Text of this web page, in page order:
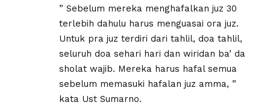
” Sebelum mereka menghafalkan juz 30
terlebih dahulu harus menguasai ora juz.
Untuk pra juz terdiri dari tahlil, doa tahlil,
seluruh doa sehari hari dan wiridan ba’ da
sholat wajib. Mereka harus hafal semua
sebelum memasuki hafalan juz amma, ”
kata Ust Sumarno.